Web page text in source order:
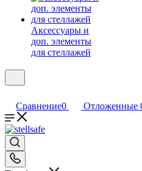
Аксессуары и
доп. элементы
для стеллажей
Сравнение0 Отложенные